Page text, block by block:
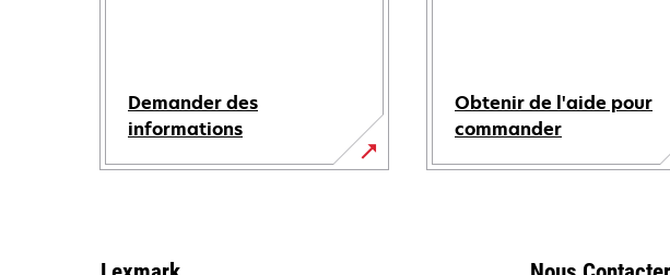
Demander des
informations
Obtenir de l'aide pour
commander